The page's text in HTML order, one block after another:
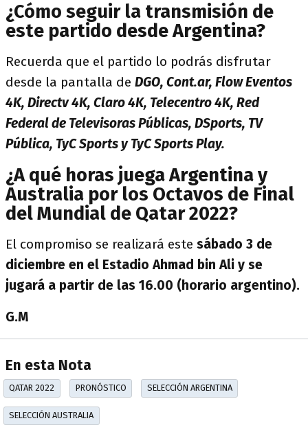
¿Cómo seguir la transmisión de
este partido desde Argentina?
Recuerda que el partido lo podrás disfrutar
desde la pantalla de DGO, Cont.ar, Flow Eventos
4K, Directv 4K, Claro 4K, Telecentro 4K, Red
Federal de Televisoras Públicas, DSports, TV
Pública, TyC Sports y TyC Sports Play.
¿A qué horas juega Argentina y
Australia por los Octavos de Final
del Mundial de Qatar 2022?
El compromiso se realizará este sábado 3 de
diciembre en el Estadio Ahmad bin Ali y se
jugará a partir de las 16.00 (horario argentino).
G.M
En esta Nota
QATAR 2022 PRONÓSTICO SELECCIÓN ARGENTINA
SELECCIÓN AUSTRALIA